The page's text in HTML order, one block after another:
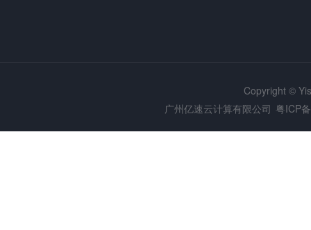
Copyright ©
广州亿速云计算有限公司 粤ICP